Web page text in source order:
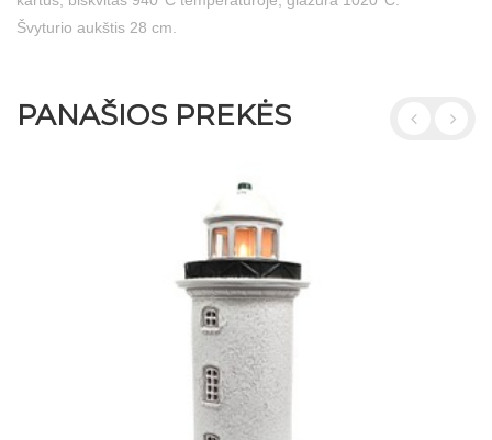
Švyturio aukštis 28 cm.
PANAŠIOS PREKĖS